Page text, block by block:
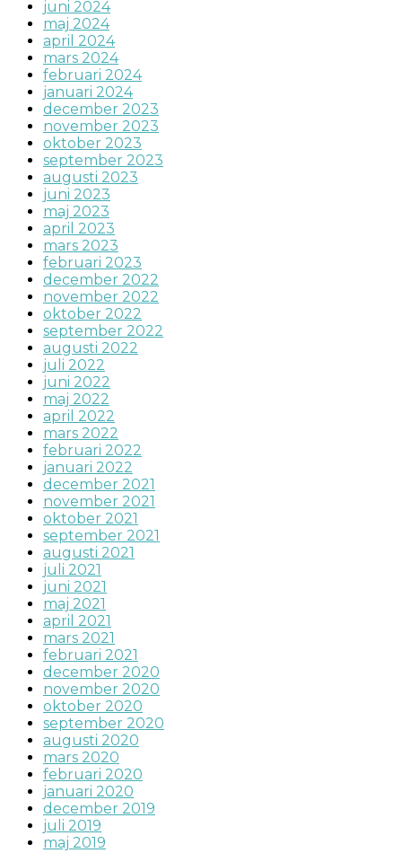
juni 2024
maj 2024
april 2024
mars 2024
februari 2024
januari 2024
december 2023
november 2023
oktober 2023
september 2023
augusti 2023
juni 2023
maj 2023
april 2023
mars 2023
februari 2023
december 2022
november 2022
oktober 2022
september 2022
augusti 2022
juli 2022
juni 2022
maj 2022
april 2022
mars 2022
februari 2022
januari 2022
december 2021
november 2021
oktober 2021
september 2021
augusti 2021
juli 2021
juni 2021
maj 2021
april 2021
mars 2021
februari 2021
december 2020
november 2020
oktober 2020
september 2020
augusti 2020
mars 2020
februari 2020
januari 2020
december 2019
juli 2019
maj 2019